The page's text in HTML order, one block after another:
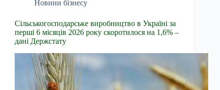
Новини бізнесу
Сільськогосподарське виробництво в Україні за
перші 6 місяців 2026 року скоротилося на 1,6% –
дані Держстату